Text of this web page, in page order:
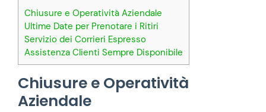
Chiusure e Operatività Aziendale
Ultime Date per Prenotare i Ritiri
Servizio dei Corrieri Espresso
Assistenza Clienti Sempre Disponibile
Chiusure e Operatività
Aziendale